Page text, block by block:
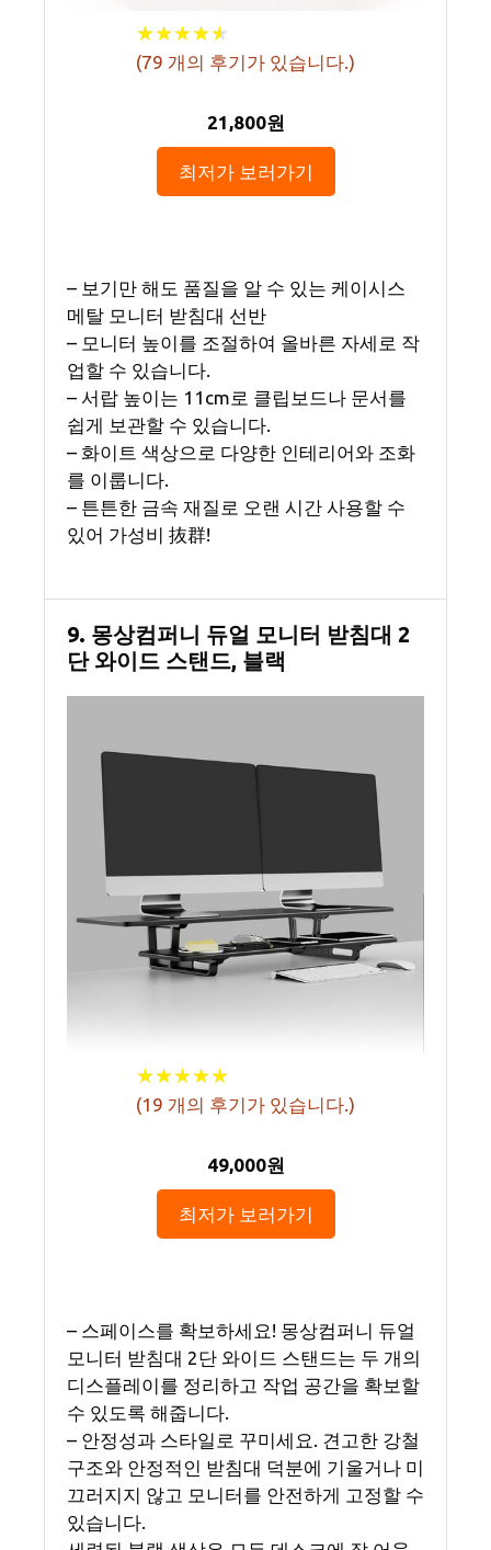
★★★★★
★★★★★
(79 개의 후기가 있습니다.)
21,800원
최저가 보러가기
– 보기만 해도 품질을 알 수 있는 케이시스
메탈 모니터 받침대 선반
– 모니터 높이를 조절하여 올바른 자세로 작
업할 수 있습니다.
– 서랍 높이는 11cm로 클립보드나 문서를
쉽게 보관할 수 있습니다.
– 화이트 색상으로 다양한 인테리어와 조화
를 이룹니다.
– 튼튼한 금속 재질로 오랜 시간 사용할 수
있어 가성비 抜群!
9. 몽상컴퍼니 듀얼 모니터 받침대 2
단 와이드 스탠드, 블랙
★★★★★
★★★★★
(19 개의 후기가 있습니다.)
49,000원
최저가 보러가기
– 스페이스를 확보하세요! 몽상컴퍼니 듀얼
모니터 받침대 2단 와이드 스탠드는 두 개의
디스플레이를 정리하고 작업 공간을 확보할
수 있도록 해줍니다.
– 안정성과 스타일로 꾸미세요. 견고한 강철
구조와 안정적인 받침대 덕분에 기울거나 미
끄러지지 않고 모니터를 안전하게 고정할 수
있습니다.